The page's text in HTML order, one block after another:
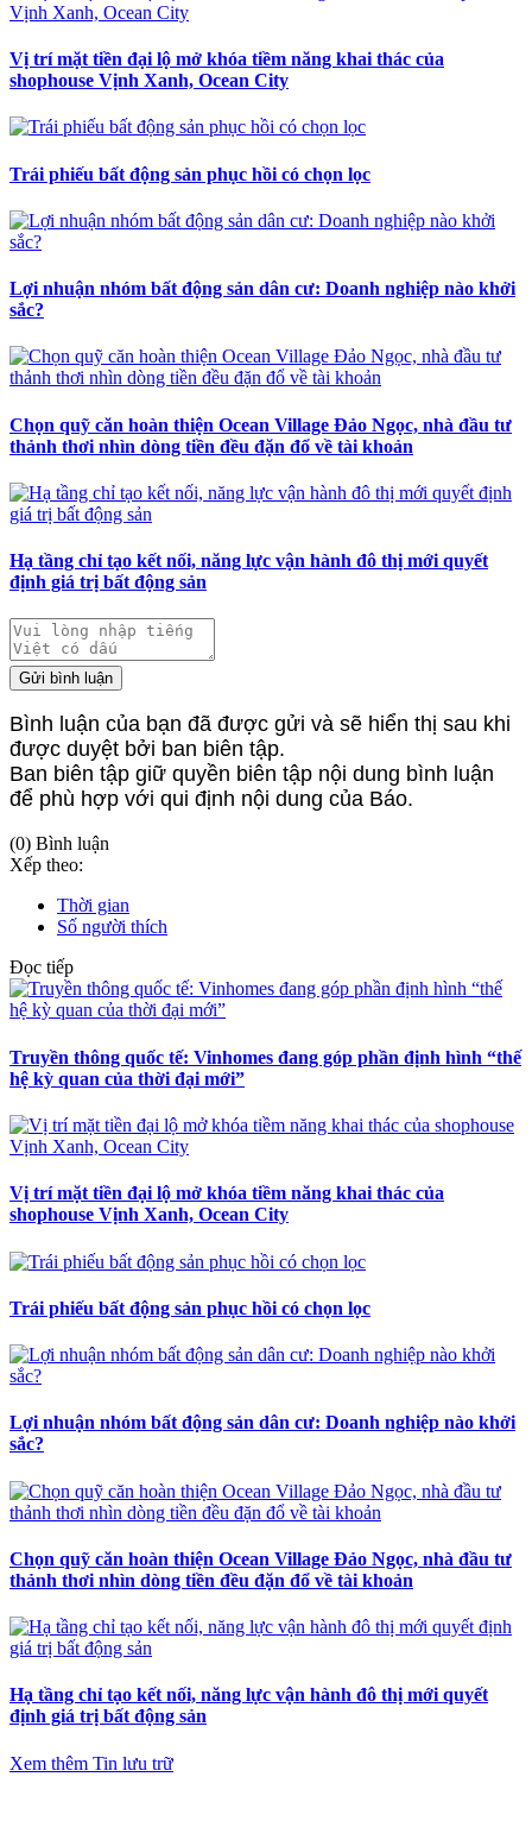
Vị trí mặt tiền đại lộ mở khóa tiềm năng khai thác của
shophouse Vịnh Xanh, Ocean City
Trái phiếu bất động sản phục hồi có chọn lọc
Lợi nhuận nhóm bất động sản dân cư: Doanh nghiệp nào khởi
sắc?
Chọn quỹ căn hoàn thiện Ocean Village Đảo Ngọc, nhà đầu tư
thảnh thơi nhìn dòng tiền đều đặn đổ về tài khoản
Hạ tầng chỉ tạo kết nối, năng lực vận hành đô thị mới quyết
định giá trị bất động sản
Gửi bình luận
Bình luận của bạn đã được gửi và sẽ hiển thị sau khi
được duyệt bởi ban biên tập.
Ban biên tập giữ quyền biên tập nội dung bình luận
để phù hợp với qui định nội dung của Báo.
(0) Bình luận
Xếp theo:
Thời gian
Số người thích
Đọc tiếp
Truyền thông quốc tế: Vinhomes đang góp phần định hình “thế
hệ kỳ quan của thời đại mới”
Vị trí mặt tiền đại lộ mở khóa tiềm năng khai thác của
shophouse Vịnh Xanh, Ocean City
Trái phiếu bất động sản phục hồi có chọn lọc
Lợi nhuận nhóm bất động sản dân cư: Doanh nghiệp nào khởi
sắc?
Chọn quỹ căn hoàn thiện Ocean Village Đảo Ngọc, nhà đầu tư
thảnh thơi nhìn dòng tiền đều đặn đổ về tài khoản
Hạ tầng chỉ tạo kết nối, năng lực vận hành đô thị mới quyết
định giá trị bất động sản
Xem thêm Tin lưu trữ